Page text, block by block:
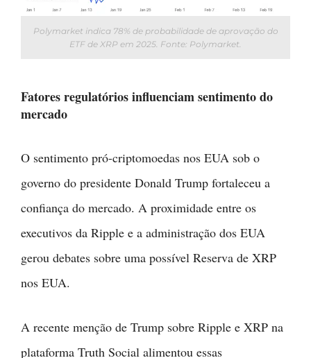
Polymarket indica 78% de probabilidade de aprovação do
ETF de XRP em 2025. Fonte: Polymarket.
Fatores regulatórios influenciam sentimento do
mercado
O sentimento pró-criptomoedas nos EUA sob o
governo do presidente Donald Trump fortaleceu a
confiança do mercado. A proximidade entre os
executivos da Ripple e a administração dos EUA
gerou debates sobre uma possível Reserva de XRP
nos EUA.
A recente menção de Trump sobre Ripple e XRP na
plataforma Truth Social alimentou essas